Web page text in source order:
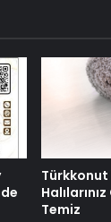
Türkkonut
Temiz